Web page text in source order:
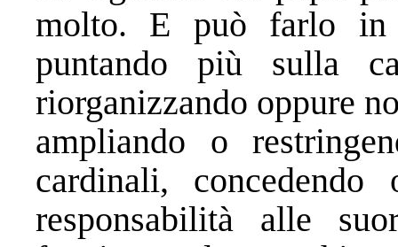
molto. E può farlo in
puntando più sulla
riorganizzando oppure
ampliando o
cardinali,
responsabilità alle